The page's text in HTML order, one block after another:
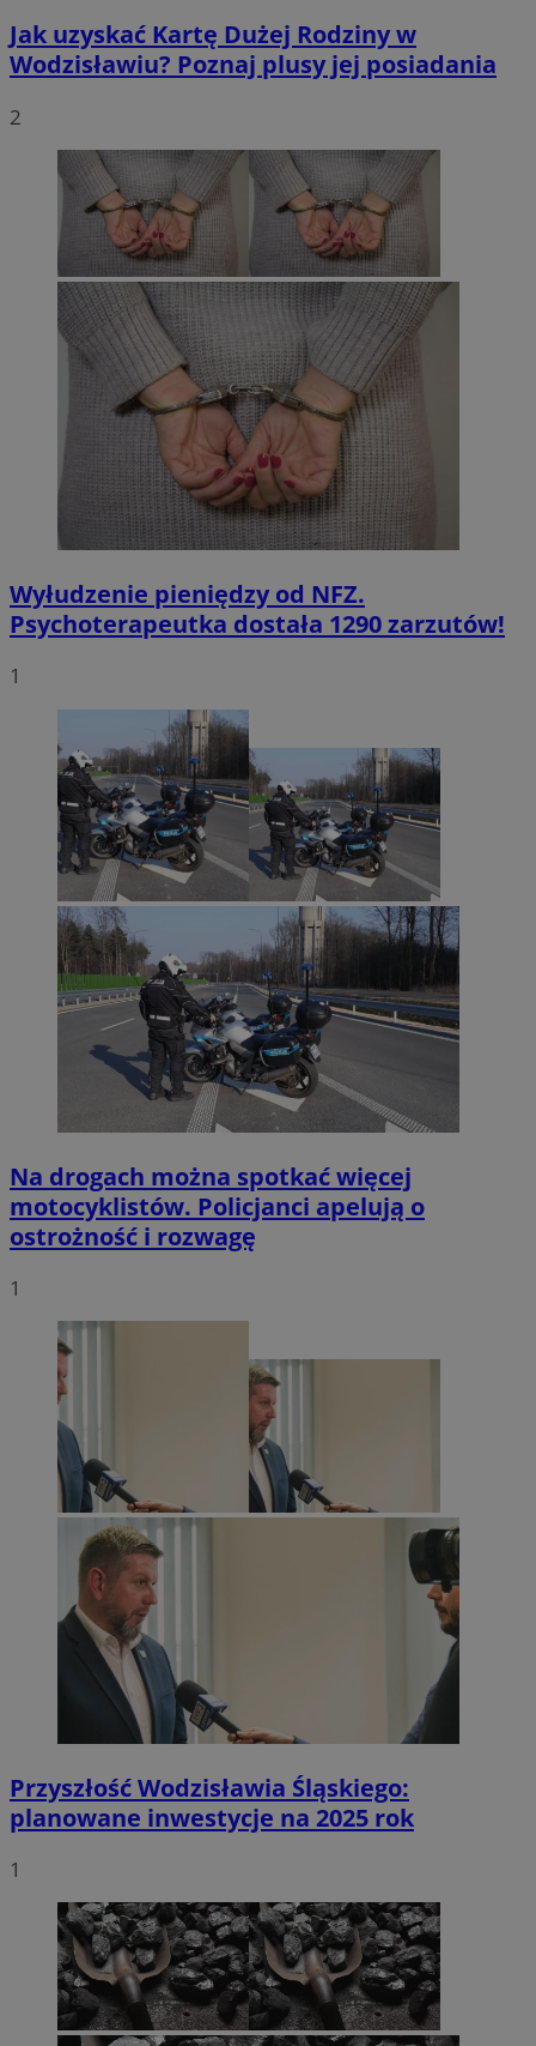
Jak uzyskać Kartę Dużej Rodziny w
Wodzisławiu? Poznaj plusy jej posiadania
2
Wyłudzenie pieniędzy od NFZ.
Psychoterapeutka dostała 1290 zarzutów!
1
Na drogach można spotkać więcej
motocyklistów. Policjanci apelują o
ostrożność i rozwagę
1
Przyszłość Wodzisławia Śląskiego:
planowane inwestycje na 2025 rok
1